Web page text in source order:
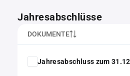
Jahresabschlüsse
DOKUMENTE
Jahresabschluss zum